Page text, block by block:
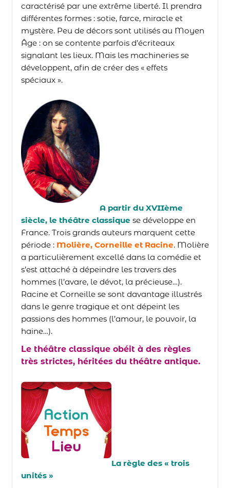
caractérisé par une extrême liberté. Il prendra
différentes formes : sotie, farce,miracle et
mystère. Peu de décors sont utilisés au Moyen
Âge : on se contente parfois d’écriteaux
signalant les lieux. Mais les machineries se
développent, afin de créer des « effets
spéciaux ».
A partir du XVIIème
siècle, le théâtre classique se développe en
France. Trois grands auteurs marquent cette
période : Molière, Corneille et Racine. Molière
a particulièrement excellé dans la comédie et
s’est attaché à dépeindre les travers des
hommes (l’avare, le dévot, la précieuse…).
Racine et Corneille se sont davantage illustrés
dans le genre tragique et ont dépeint les
passions des hommes (l’amour, le pouvoir, la
haine…).
Le théâtre classique obéit à des règles
très strictes, héritées du théâtre antique.
La règle des « trois
unités »